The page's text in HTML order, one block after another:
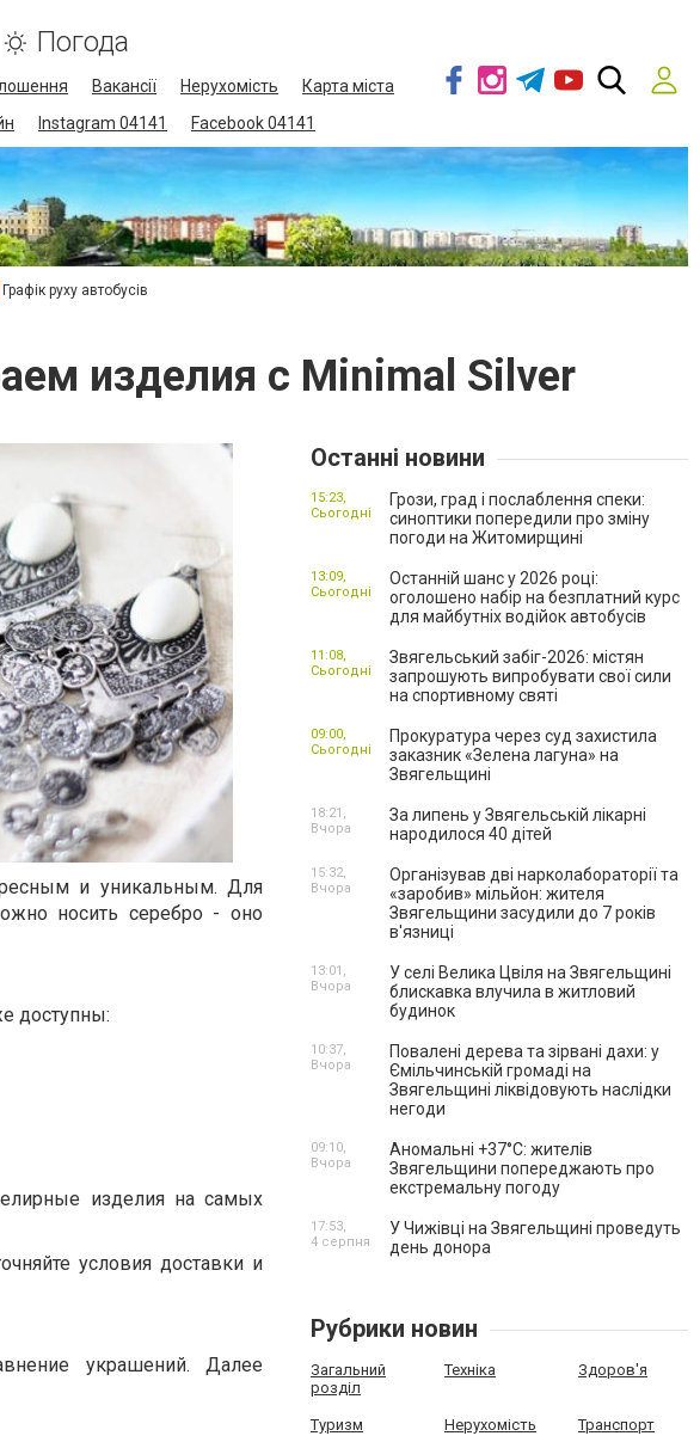
Погода
Вакансії Нерухомість
Карта міста
Instagram 04141 Facebook 04141
Графік руху автобусів
изделия с Minimal Silver
и уникальным. Для
носить серебро - оно
доступны:
изделия на самых
условия доставки и
украшений. Далее
Останні новини
Грози, град і послаблення спеки:
синоптики попередили про зміну
погоди на Житомирщині
15:23,
Сьогодні
Останній шанс у 2026 році:
оголошено набір на безплатний курс
для майбутніх водійок автобусів
13:09,
Сьогодні
Звягельський забіг-2026: містян
запрошують випробувати свої сили
на спортивному святі
11:08,
Сьогодні
Прокуратура через суд захистила
заказник «Зелена лагуна» на
Звягельщині
09:00,
Сьогодні
За липень у Звягельській лікарні
народилося 40 дітей
18:21,
Вчора
Організував дві нарколабораторії та
«заробив» мільйон: жителя
Звягельщини засудили до 7 років
в'язниці
15:32,
Вчора
У селі Велика Цвіля на Звягельщині
блискавка влучила в житловий
будинок
13:01,
Вчора
Повалені дерева та зірвані дахи: у
Ємільчинській громаді на
Звягельщині ліквідовують наслідки
негоди
10:37,
Вчора
Аномальні +37°C: жителів
Звягельщини попереджають про
екстремальну погоду
09:10,
Вчора
У Чижівці на Звягельщині проведуть
день донора
17:53,
4 серпня
Рубрики новин
Загальний
розділ
Техніка Здоров'я
Туризм Нерухомість Транспорт